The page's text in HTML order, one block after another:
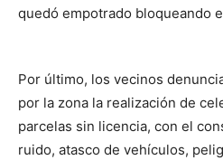
quedó empotrado bloqueando
Por último, los vecinos
por la zona la realización de
parcelas sin licencia, con el
ruido, atasco de vehículos,